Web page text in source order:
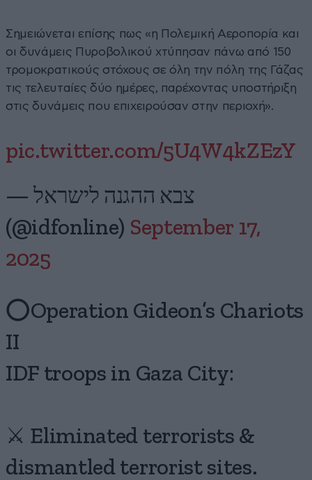
Σημειώνεται επίσης πως «η Πολεμική Αεροπορία και
οι δυνάμεις Πυροβολικού χτύπησαν πάνω από 150
τρομοκρατικούς στόχους σε όλη την πόλη της Γάζας
τις τελευταίες δύο ημέρες, παρέχοντας υποστήριξη
στις δυνάμεις που επιχειρούσαν στην περιοχή».
pic.twitter.com/5U4W4kZEzY
— צבא ההגנה לישראל
(@idfonline) September 17,
2025
⭕️Operation Gideon’s Chariots
II
IDF troops in Gaza City:
⚔️ Eliminated terrorists &
dismantled terrorist sites.